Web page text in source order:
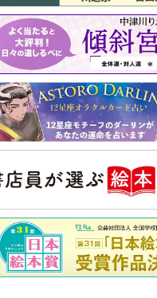
注目トピ
結婚1か月で離婚を決めま
よかったのでしょうか
義実家について、義弟が私
婚約者がBL愛好家でした
公論新社の本
三千円の使
原田ひ香 著詳し
フォメーション